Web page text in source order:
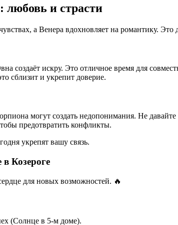
любовь и страсти
а Венера вдохновляет на романтику.
создаёт искру. Это отличное время для
сблизит и укрепит доверие.
могут создать недопонимания. Не
предотвратить конфликты.
укрепят вашу связь.
Козероге
для новых возможностей. 🔥
(Солнце в 5-м доме).